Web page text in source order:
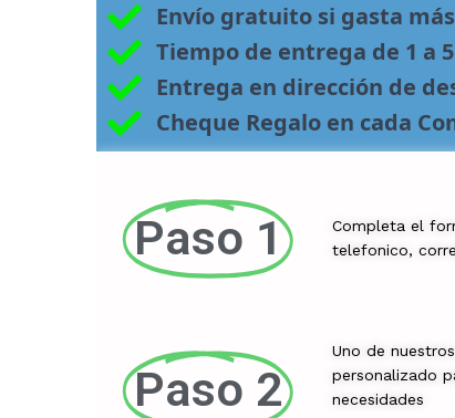
Envío gratuito si gasta
Tiempo de entrega de 1 a
Entrega en dirección de
Cheque Regalo en cada
Paso 1
Paso 2
Completa el
telefonico,
Uno de
personalizado
necesidades